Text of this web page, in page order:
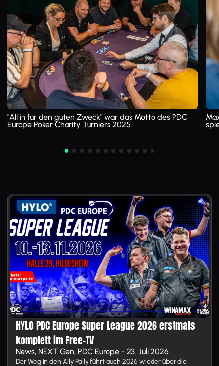
"All in für den guten Zweck" war das Motto des PDC
Europe Poker Charity Turniers 2025.
HYLO PDC Europe Super League 2026 erstmals
komplett im Free-TV
News, NEXT Gen, PDC Europe - 23. Juli 2026
Der Weg in den Ally Pally führt auch 2026 wieder über die